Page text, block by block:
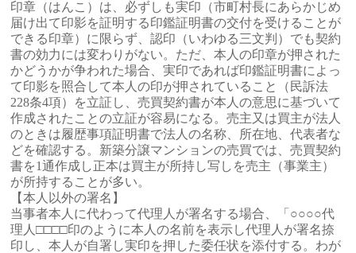
印章（はんこ）は、必ずしも実印（市町村長にあらかじめ
届け出て印影を証明する印鑑証明書の交付を受けることが
できる印章）に限らず、認印（いわゆる三文判）でも契約
書の効力には変わりがない。ただ、本人の印章が押された
かどうかが争われた場合、実印であれば印鑑証明書によっ
て印影を照合して本人の印が押されていること（民訴法
228条4項）を立証し、売買契約書が本人の意思に基づいて
作成されたことの立証が容易になる。売主又は買主が法人
のときは履歴事項証明書で法人の名称、所在地、代表者な
どを確認する。新築分譲マンションの売買では、売買契約
書を1通作成し正本は買主が所持し写しを売主（事業主）
が所持することが多い。
【本人以外の署名】
当事者本人に代わって代理人が署名する場合、「○○○○代
理人□□□□印のように本人の名前を表示し代理人が署名捺
印し、本人が自署し実印を押した委任状を添付する。わが